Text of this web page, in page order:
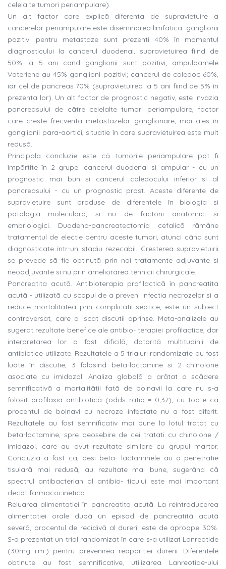
celelalte tumori periampulare).
Un alt factor care explicã diferenta de supravietuire a
cancerelor periampulare este diseminarea limfaticã: ganglionii
pozitivi pentru metastaze sunt prezenti 40% în momentul
diagnosticului la cancerul duodenal, supravietuirea fiind de
50% la 5 ani cand ganglionii sunt pozitivi; ampuloamele
Vateriene au 45% ganglioni pozitivi; cancerul de coledoc 60%,
iar cel de pancreas 70% (supravietuirea la 5 ani fiind de 5% în
prezenta lor). Un alt factor de prognostic negativ, este invazia
pancreasului de cãtre celelalte tumori periampulare, factor
care creste frecventa metastazelor ganglionare, mai ales în
ganglionii para-aortici, situatie în care supravietuirea este mult
redusã.
Principala concluzie este cã tumorile periampulare pot fi
împãrtite în 2 grupe: cancerul duodenal si ampular - cu un
prognostic mai bun si cancerul coledocului inferior si al
pancreasului - cu un prognostic prost. Aceste diferente de
supravietuire sunt produse de diferentele în biologia si
patologia molecularã, si nu de factorii anatomici si
embriologici. Duodeno-pancreatectomia cefalicã rãmâne
tratamentul de electie pentru aceste tumori, atunci când sunt
diagnosticate într-un stadiu rezecabil. Cresterea supravietuirii
se prevede sã fie obtinutã prin noi tratamente adjuvante si
neoadjuvante si nu prin ameliorarea tehnicii chirurgicale.
Pancreatita acutã. Antibioterapia profilacticã în pancreatita
acutã - utilizatã cu scopul de a preveni infectia necrozelor si a
reduce mortalitatea prin complicatii septice, este un subiect
controversat, care a iscat discutii aprinse. Meta-analizele au
sugerat rezultate benefice ale antibio- terapiei profilactice, dar
interpretarea lor a fost dificilã, datoritã multitudinii de
antibiotice utilizate. Rezultatele a 5 trialuri randomizate au fost
luate în discutie, 3 folosind beta-lactamine si 2 chinolone
asociate cu imidazol. Analiza globalã a arãtat o scãdere
semnificativã a mortalitãtii fatã de bolnavii la care nu s-a
folosit profilaxia antibioticã (odds ratio = 0,37), cu toate cã
procentul de bolnavi cu necroze infectate nu a fost diferit.
Rezultatele au fost semnificativ mai bune la lotul tratat cu
beta-lactamine, spre deosebire de cei tratati cu chinolone /
imidazol, care au avut rezultate similare cu grupul martor.
Concluzia a fost cã, desi beta- lactaminele au o penetratie
tisularã mai redusã, au rezultate mai bune, sugerând cã
spectrul antibacterian al antibio- ticului este mai important
decât farmacocinetica.
Reluarea alimentatiei în pancreatita acutã. La reintroducerea
alimentatiei orale dupã un episod de pancreatitã acutã
severã, procentul de recidivã al durerii este de aproape 30%.
S-a prezentat un trial randomizat în care s-a utilizat Lanreotide
(30mg i.m.) pentru prevenirea reaparitiei durerii. Diferentele
obtinute au fost semnificative, utilizarea Lanreotide-ului